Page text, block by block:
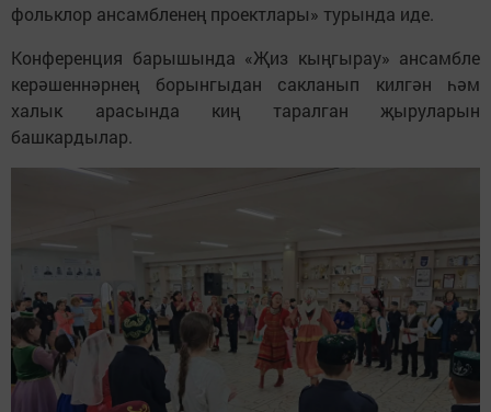
фольклор ансамбленең проектлары» турында иде.
Конференция барышында «Җиз кыңгырау» ансамбле
керәшеннәрнең борынгыдан сакланып килгән һәм
халык арасында киң таралган җыруларын
башкардылар.